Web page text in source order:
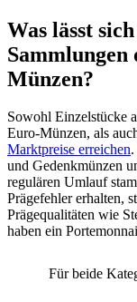
Was lässt
Sammlungen
Münzen?
Sowohl Einzelstücke
Euro-Münzen, als
Marktpreise erreichen
und Gedenkmünzen
regulären Umlauf
Prägefehler erhalten,
Prägequalitäten wie
haben ein
Für beide